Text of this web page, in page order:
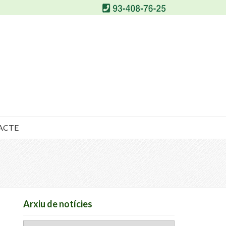
Arxiu de notícies